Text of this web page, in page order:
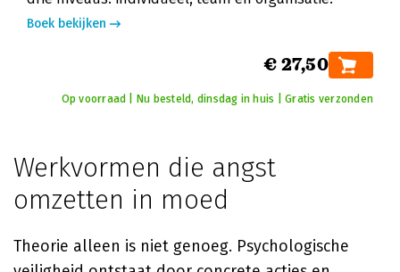
Boek bekijken
€ 27,50
Op voorraad | Nu besteld, dinsdag in huis | Gratis verzonden
Werkvormen die angst
omzetten in moed
Theorie alleen is niet genoeg. Psychologische